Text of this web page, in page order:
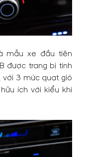
mẫu xe đầu tiên
được trang bị tính
với 3 mức quạt gió
ích với kiểu khí